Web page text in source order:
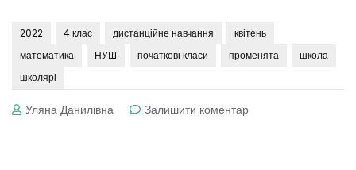
2022 4 клас дистанційне навчання
квітень
математика
НУШ початкові класи променята
школа
школярі
Уляна Данилівна Залишити коментардо